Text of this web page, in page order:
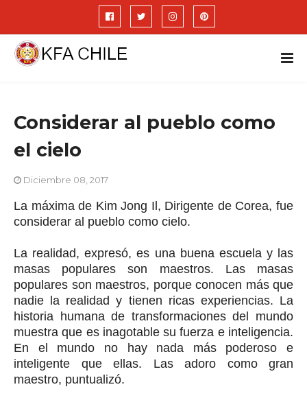
Considerar al pueblo como
el cielo
Diciembre 08, 2017
La máxima de Kim Jong Il, Dirigente de Corea, fue
considerar al pueblo como cielo.
La realidad, expresó, es una buena escuela y las
masas populares son maestros. Las masas
populares son maestros, porque conocen más que
nadie la realidad y tienen ricas experiencias. La
historia humana de transformaciones del mundo
muestra que es inagotable su fuerza e inteligencia.
En el mundo no hay nada más poderoso e
inteligente que ellas. Las adoro como gran
maestro, puntualizó.